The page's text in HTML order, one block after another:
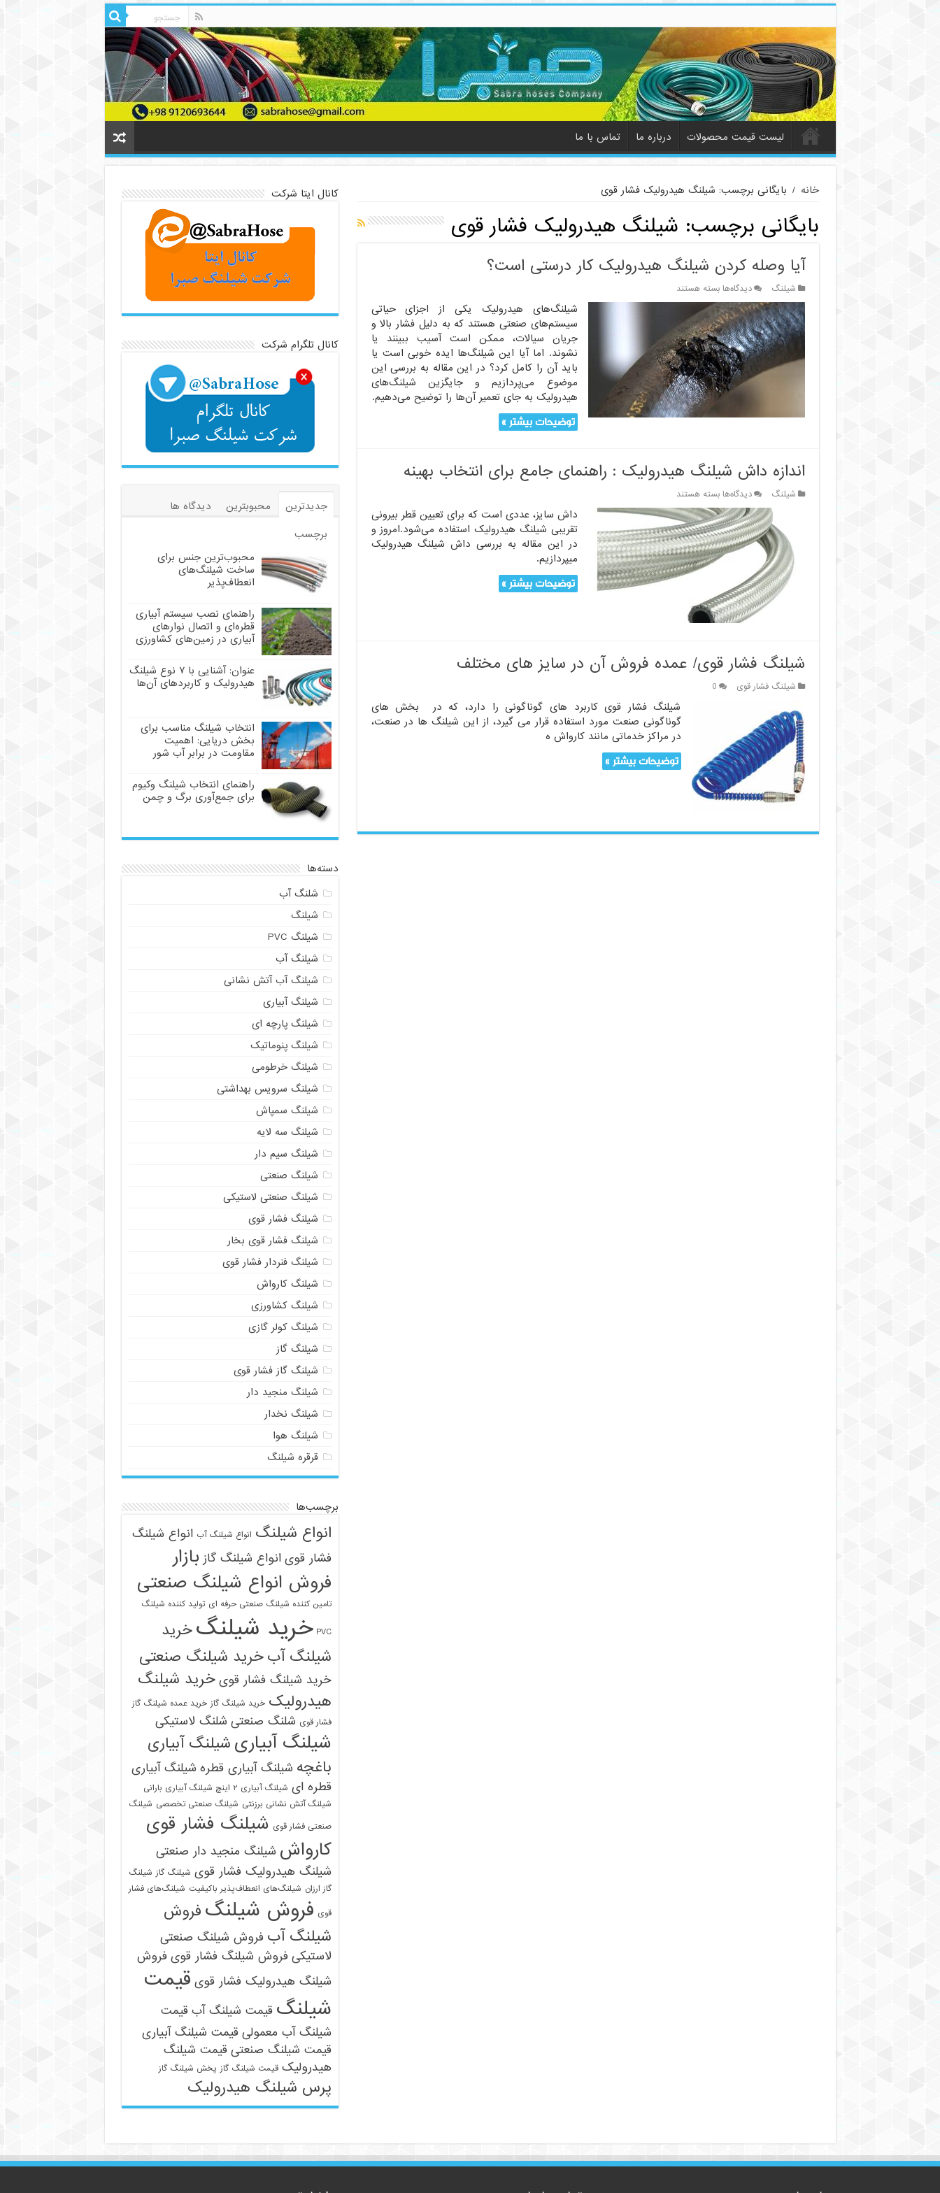
لیست قیمت محصولات درباره ما تماس با ما
خانه / بایگانی برچسب: شیلنگ هیدرولیک فشار قوی
بایگانی برچسب: شیلنگ هیدرولیک فشار قوی
آیا وصله کردن شیلنگ هیدرولیک کار درستی است؟
شیلنگ دیدگاه‌هابرای
آیا
وصله
کردن
شیلنگ
هیدرولیک
کار
درستی
است؟
بسته هستند
شیلنگ‌های هیدرولیک یکی از اجزای حیاتی
سیستم‌های صنعتی هستند که به دلیل فشار بالا و
جریان سیالات، ممکن است آسیب ببینند یا
نشوند. اما آیا این شیلنگ‌ها ایده خوبی است یا
باید آن را کامل کرد؟ در این مقاله به بررسی این
موضوع می‌پردازیم و جایگزین شیلنگ‌های
هیدرولیک به جای تعمیر آن‌ها را توضیح می‌دهیم.
توضیحات بیشتر »
اندازه داش شیلنگ هیدرولیک : راهنمای جامع برای انتخاب بهینه
شیلنگ دیدگاه‌هابرای
اندازه
داش
شیلنگ
هیدرولیک
:
راهنمای
برای
انتخاب
بهینه
بسته هستند
داش سایز، عددی است که برای تعیین قطر بیرونی
تقریبی شیلنگ هیدرولیک استفاده می‌شود.امروز و
در این مقاله به بررسی داش شیلنگ هیدرولیک
میپردازیم.
توضیحات بیشتر »
شیلنگ فشار قوی/ عمده فروش آن در سایز های مختلف
شیلنگ فشار قوی 0
شیلنگ فشار قوی کاربرد های گوناگونی را دارد، که در بخش های
گوناگونی صنعت مورد استفاده قرار می گیرد، از این شیلنگ ها در صنعت،
در مراکز خدماتی مانند کارواش ه
توضیحات بیشتر »
کانال ایتا شرکت
کانال تلگرام شرکت
جدیدترین محبوبترین
دیدگاه ها
برچسب
محبوب‌ترین جنس برای
ساخت شیلنگ‌های
انعطاف‌پذیر
راهنمای نصب سیستم آبیاری
قطره‌ای و اتصال نوارهای
آبیاری در زمین‌های کشاورزی
عنوان: آشنایی با ۷ نوع شیلنگ
هیدرولیک و کاربردهای آن‌ها
انتخاب شیلنگ مناسب برای
بخش دریایی: اهمیت
مقاومت در برابر آب شور
راهنمای انتخاب شیلنگ وکیوم
برای جمع‌آوری برگ و چمن
دسته‌ها
شلنگ آب
شیلنگ
شیلنگ PVC
شیلنگ آب
شیلنگ آب آتش نشانی
شیلنگ آبیاری
شیلنگ پارچه ای
شیلنگ پنوماتیک
شیلنگ خرطومی
شیلنگ سرویس بهداشتی
شیلنگ سمپاش
شیلنگ سه لایه
شیلنگ سیم دار
شیلنگ صنعتی
شیلنگ صنعتی لاستیکی
شیلنگ فشار قوی
شیلنگ فشار قوی بخار
شیلنگ فنردار فشار قوی
شیلنگ کارواش
شیلنگ کشاورزی
شیلنگ کولر گازی
شیلنگ گاز
شیلنگ گاز فشار قوی
شیلنگ منجید دار
شیلنگ نخدار
شیلنگ هوا
قرقره شیلنگ
برچسب‌ها
انواع شیلنگ انواع شیلنگ آب انواع شیلنگ
فشار قوی انواع شیلنگ گاز بازار
فروش انواع شیلنگ صنعتی
تامین کننده شیلنگ صنعتی حرفه ای تولید کننده شیلنگ
PVC خرید شیلنگ خرید
شیلنگ آب خرید شیلنگ صنعتی
خرید شیلنگ فشار قوی خرید شیلنگ
هیدرولیک خرید شیلنگ گاز خرید عمده شیلنگ گاز
فشار قوی شلنگ صنعتی شلنگ لاستیکی
شیلنگ آبیاری شیلنگ آبیاری
باغچه شیلنگ آبیاری قطره شیلنگ آبیاری
قطره ای شیلنگ آبیاری ۲ اینچ شیلنگ آبیاری بارانی
شیلنگ آتش نشانی برزنتی شیلنگ صنعتی تخصصی شیلنگ
صنعتی فشار قوی شیلنگ فشار قوی
کارواش شیلنگ منجید دار صنعتی
شیلنگ هیدرولیک فشار قوی شیلنگ گاز شیلنگ
گاز ارزان شیلنگ‌های انعطاف‌پذیر باکیفیت شیلنگ‌های فشار
قوی فروش شیلنگ فروش
شیلنگ آب فروش شیلنگ صنعتی
لاستیکی فروش شیلنگ فشار قوی فروش
شیلنگ هیدرولیک فشار قوی قیمت
شیلنگ قیمت شیلنگ آب قیمت
شیلنگ آب معمولی قیمت شیلنگ آبیاری
قیمت شیلنگ صنعتی قیمت شیلنگ
هیدرولیک قیمت شیلنگ گاز پخش شیلنگ گاز
پرس شیلنگ هیدرولیک